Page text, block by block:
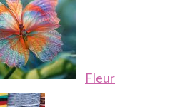
Fleur